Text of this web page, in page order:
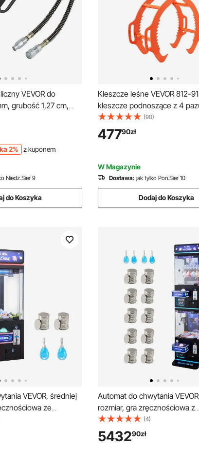
VEVOR do
grubość 1,27 cm,
do kłód, stal czarna,
hydraulicznym,
hydrauliczny do
2% z kuponem
Niedz.Sier 9
do Koszyka
Kleszcze leśne VEVOR 812-
kleszcze podnoszące z 4
obrotowe stalowe kleszcze do
kleszcze ciągnące o udźwigu
ząbkowane pazury, chwytak
samochodów ciężarowych i
(90)
47790zł
W Magazynie
Dostawa: jak tylko Pon.Sier 10
Dodaj do Koszyka
VEVOR, średniej
ze
regulowane
automat z nagrodami,
detaliczna, do kina
Automat do chwytania
rozmiar, gra zręcznościowa z
chwytakiem i podwójną
i dźwięk, zabawkowy chwytak
kształcie cukierka, dozownik
(4)
543290zł